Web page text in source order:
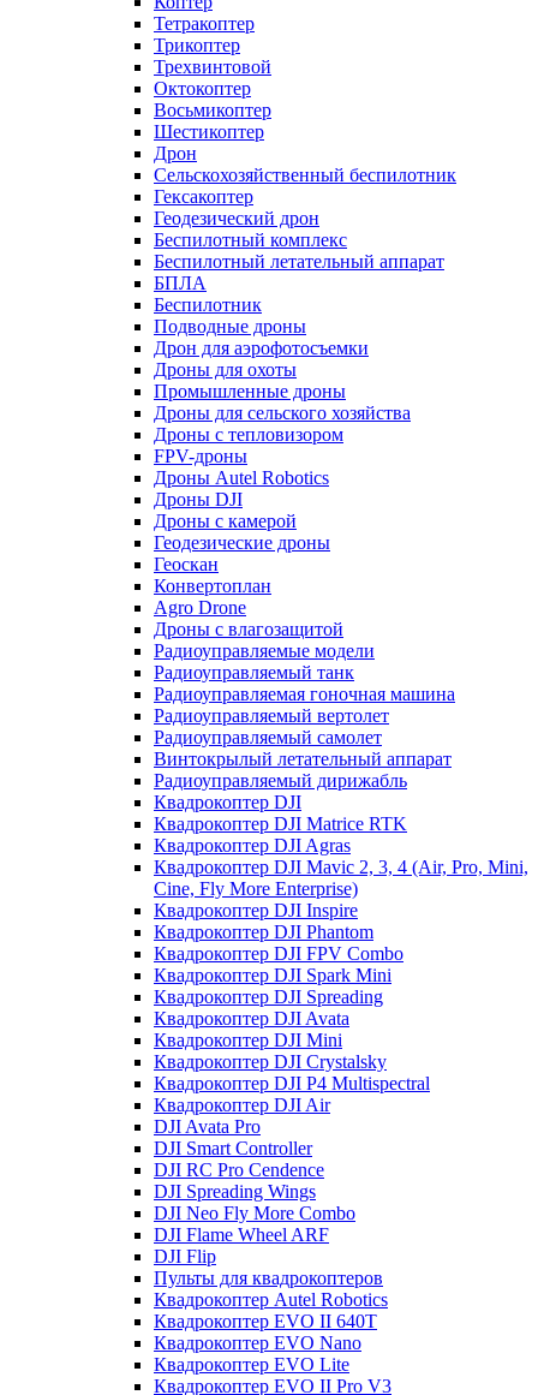
Тетракоптер
Трикоптер
Трехвинтовой
Октокоптер
Восьмикоптер
Шестикоптер
Дрон
Сельскохозяйственный беспилотник
Гексакоптер
Геодезический дрон
Беспилотный комплекс
Беспилотный летательный аппарат
БПЛА
Беспилотник
Подводные дроны
Дрон для аэрофотосъемки
Дроны для охоты
Промышленные дроны
Дроны для сельского хозяйства
Дроны с тепловизором
FPV-дроны
Дроны Autel Robotics
Дроны DJI
Дроны с камерой
Геодезические дроны
Геоскан
Конвертоплан
Agro Drone
Дроны с влагозащитой
Радиоуправляемые модели
Радиоуправляемый танк
Радиоуправляемая гоночная машина
Радиоуправляемый вертолет
Радиоуправляемый самолет
Винтокрылый летательный аппарат
Радиоуправляемый дирижабль
Квадрокоптер DJI
Квадрокоптер DJI Matrice RTK
Квадрокоптер DJI Agras
Квадрокоптер DJI Mavic 2, 3, 4 (Air, Pro, Mini,
Cine, Fly More Enterprise)
Квадрокоптер DJI Inspire
Квадрокоптер DJI Phantom
Квадрокоптер DJI FPV Combo
Квадрокоптер DJI Spark Mini
Квадрокоптер DJI Spreading
Квадрокоптер DJI Avata
Квадрокоптер DJI Mini
Квадрокоптер DJI Crystalsky
Квадрокоптер DJI P4 Multispectral
Квадрокоптер DJI Air
DJI Avata Pro
DJI Smart Controller
DJI RC Pro Cendence
DJI Spreading Wings
DJI Neo Fly More Combo
DJI Flame Wheel ARF
DJI Flip
Пульты для квадрокоптеров
Квадрокоптер Autel Robotics
Квадрокоптер EVO II 640T
Квадрокоптер EVO Nano
Квадрокоптер EVO Lite
Квадрокоптер EVO II Pro V3